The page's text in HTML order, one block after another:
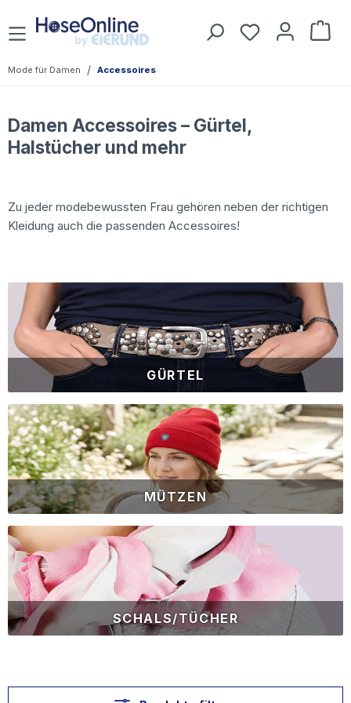
Zum Hauptinhalt springen Du hast 0
Mode für Damen / Accessoires
Damen Accessoires – Gürtel,
Halstücher und mehr
Zu jeder modebewussten Frau gehören neben der richtigen
Kleidung auch die passenden Accessoires!
GÜRTEL
MÜTZEN
SCHALS/TÜCHER